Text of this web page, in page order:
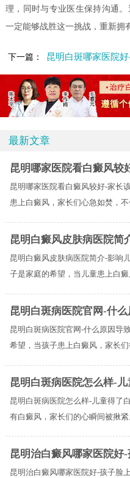
理，同时与专业医生保持沟通
一定能够战胜这一挑战，重新拥
下一篇： 昆明白斑哪家医院
最新文章
昆明哪家医院看白癜风较
昆明哪家医院看白癜风较好-家长
患上白癜风，家长们心急如焚，不
昆明白癜风皮肤病医院简
昆明白癜风皮肤病医院简介-影响
子是家庭的希望，当儿童患上白癜
昆明白斑病医院官网-什
昆明白斑病医院官网-什么原因导
希望，当孩子患上白癜风，家长们
昆明白斑病医院怎么样-
昆明白斑病医院怎么样-儿童得了
有白癜风，家长们的心瞬间被揪紧
昆明治白癜风哪家医院好
昆明治白癜风哪家医院好-孩子脸